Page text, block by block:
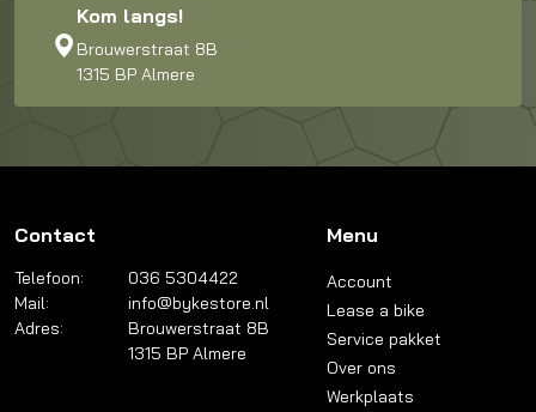
Kom langs!
Brouwerstraat 8B
1315 BP Almere
Contact
Telefoon:
036 5304422
Mail:
info@bykestore.nl
Adres:
Brouwerstraat 8B
1315 BP Almere
Menu
Account
Lease a bike
Service pakket
Over ons
Werkplaats